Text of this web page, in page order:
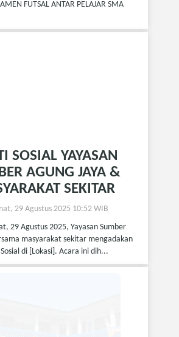
FUTSAL ANTAR PELAJAR SMA
SOSIAL YAYASAN
AGUNG JAYA &
SEKITAR
29 Agustus 2025 10:52 WIB
29 Agustus 2025, Yayasan Sumber
masyarakat sekitar mengadakan
di [Lokasi]. Acara ini dih...